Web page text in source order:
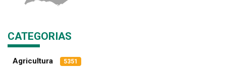
CATEGORIAS
Agricultura 5351